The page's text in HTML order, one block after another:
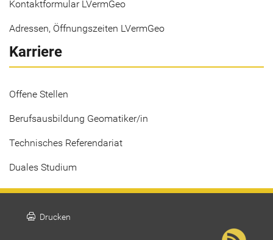
Kontaktformular LVermGeo
Adressen, Öffnungszeiten LVermGeo
Karriere
Offene Stellen
Berufsausbildung Geomatiker/in
Technisches Referendariat
Duales Studium
print Drucken